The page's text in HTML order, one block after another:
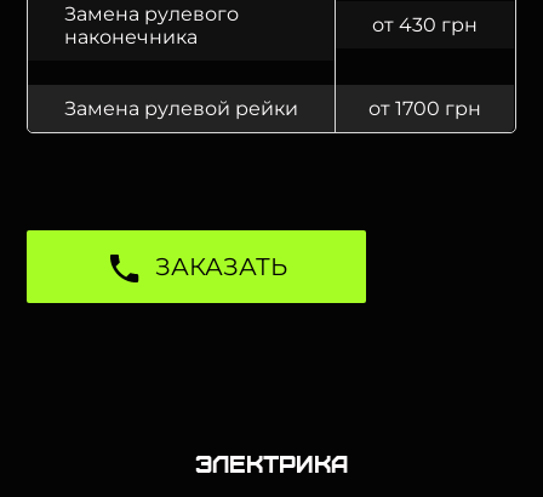
Замена рулевого
наконечника
от 430 грн
Замена рулевой рейки от 1700 грн
ЗАКАЗАТЬ
Электрика